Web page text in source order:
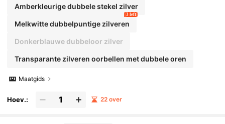
Amberkleurige dubbele stekel zilver
Melkwitte dubbelpuntige zilveren
3 left
Donkerblauwe dubbeloor zilver
Transparante zilveren oorbellen met dubbele oren
Maatgids
Hoev.: 22 over